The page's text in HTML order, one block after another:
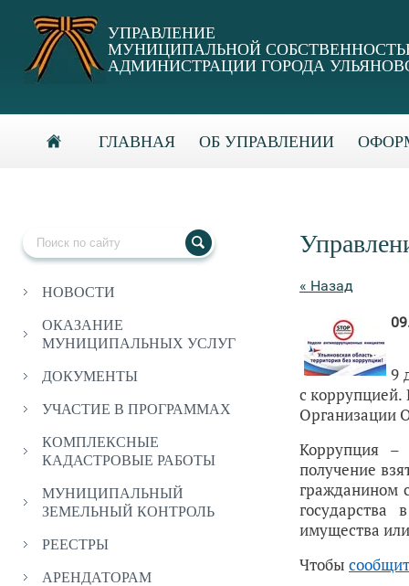
УПРАВЛЕНИЕ
МУНИЦИПАЛЬНОЙ
АДМИНИСТРАЦИИ ГОРОДА
ГЛАВНАЯ ОБ УПРАВЛЕНИИ
НОВОСТИ
ОКАЗАНИЕ
МУНИЦИПАЛЬНЫХ УСЛУГ
ДОКУМЕНТЫ
УЧАСТИЕ В ПРОГРАММАХ
КОМПЛЕКСНЫЕ
КАДАСТРОВЫЕ РАБОТЫ
МУНИЦИПАЛЬНЫЙ
ЗЕМЕЛЬНЫЙ КОНТРОЛЬ
РЕЕСТРЫ
АРЕНДАТОРАМ
« Назад
9
с коррупцией.
Организации
Коррупция –
получение
гражданином
имущества
Чтобы